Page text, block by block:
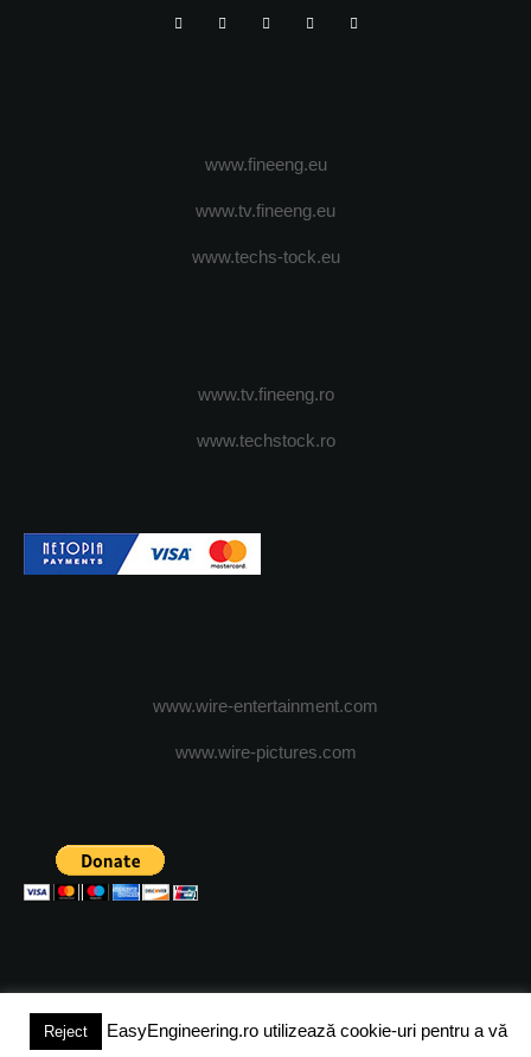
www.fineeng.eu
www.tv.fineeng.eu
www.techs-tock.eu
www.tv.fineeng.ro
www.techstock.ro
www.wire-entertainment.com
www.wire-pictures.com
(c) 2024 - FineEngineeringMagazine. All rights reserved.
Reject
EasyEngineering.ro utilizează cookie-uri pentru a vă